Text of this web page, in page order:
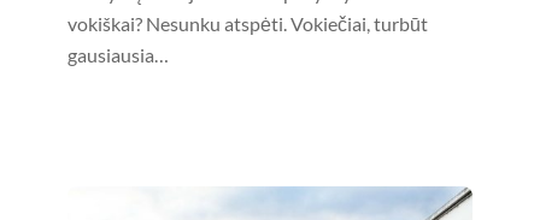
vokiškai? Nesunku atspėti. Vokiečiai, turbūt
gausiausia…